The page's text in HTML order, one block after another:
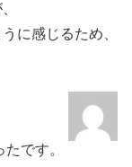
に感じるため、
です。